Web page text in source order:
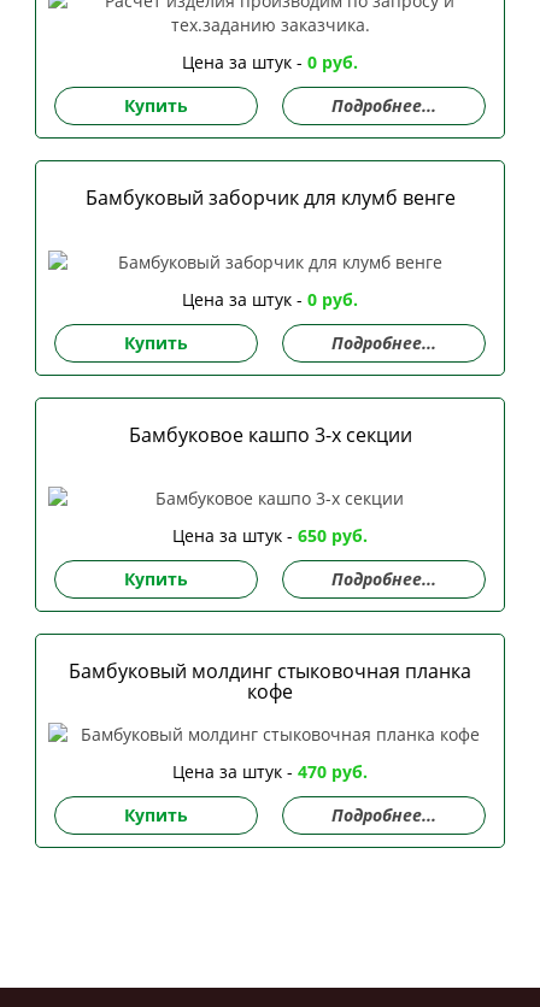
Цена за штук - 0 руб.
Купить
Подробнее...
Бамбуковый заборчик для клумб венге
Цена за штук - 0 руб.
Купить
Подробнее...
Бамбуковое кашпо 3-х секции
Цена за штук - 650 руб.
Купить
Подробнее...
Бамбуковый молдинг стыковочная планка
кофе
Цена за штук - 470 руб.
Купить
Подробнее...